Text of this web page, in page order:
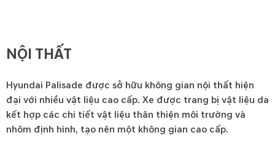
NỘI THẤT
Hyundai Palisade được sở hữu không gian nội thất hiện
đại với nhiều vật liệu cao cấp. Xe được trang bị vật liệu da
kết hợp các chi tiết vật liệu thân thiện môi trường và
nhôm định hình, tạo nên một không gian cao cấp.